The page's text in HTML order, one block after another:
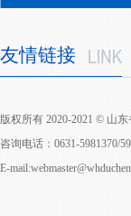
友情链接
版权所有 2020-2021 © 山
咨询电话：0631-5981370/
E-